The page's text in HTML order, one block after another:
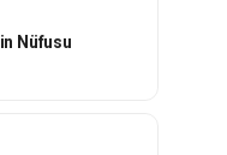
Nüfusu